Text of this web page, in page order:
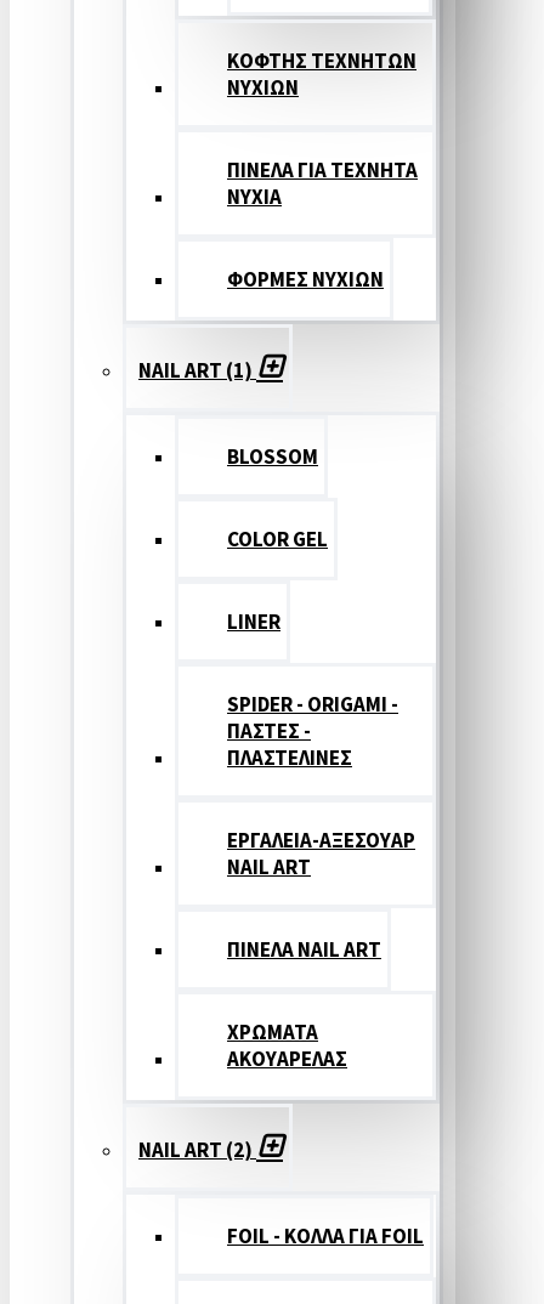
ΚΟΦΤΗΣ ΤΕΧΝΗΤΩΝ
ΝΥΧΙΩΝ
ΠΙΝΕΛΑ ΓΙΑ ΤΕΧΝΗΤΑ
ΝΥΧΙΑ
ΦΟΡΜΕΣ ΝΥΧΙΩΝ
NAIL ART (1)
BLOSSOM
COLOR GEL
LINER
SPIDER - ORIGAMI -
ΠΑΣΤΕΣ -
ΠΛΑΣΤΕΛΙΝΕΣ
ΕΡΓΑΛΕΙΑ-ΑΞΕΣΟΥΑΡ
NAIL ART
ΠΙΝΕΛΑ NAIL ART
ΧΡΩΜΑΤΑ
ΑΚΟΥΑΡΕΛΑΣ
NAIL ART (2)
FOIL - ΚΟΛΛΑ ΓΙΑ FOIL